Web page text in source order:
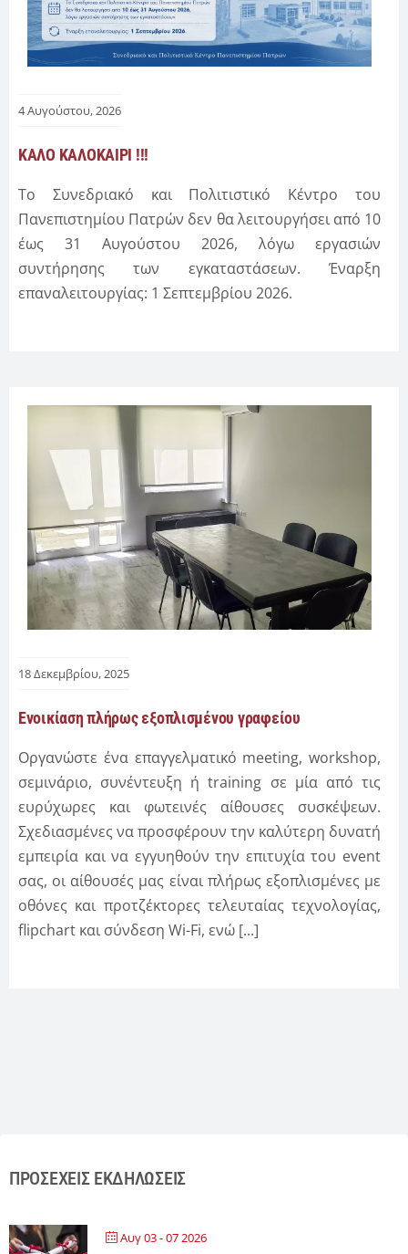
4 Αυγούστου, 2026
ΚΑΛΟ ΚΑΛΟΚΑΙΡΙ !!!
Το Συνεδριακό και Πολιτιστικό Κέντρο του
Πανεπιστημίου Πατρών δεν θα λειτουργήσει από 10
έως 31 Αυγούστου 2026, λόγω εργασιών
συντήρησης των εγκαταστάσεων. Έναρξη
επαναλειτουργίας: 1 Σεπτεμβρίου 2026.
18 Δεκεμβρίου, 2025
Ενοικίαση πλήρως εξοπλισμένου γραφείου
Οργανώστε ένα επαγγελματικό meeting, workshop,
σεμινάριο, συνέντευξη ή training σε μία από τις
ευρύχωρες και φωτεινές αίθουσες συσκέψεων.
Σχεδιασμένες να προσφέρουν την καλύτερη δυνατή
εμπειρία και να εγγυηθούν την επιτυχία του event
σας, οι αίθουσές μας είναι πλήρως εξοπλισμένες με
οθόνες και προτζέκτορες τελευταίας τεχνολογίας,
flipchart και σύνδεση Wi-Fi, ενώ [...]
ΠΡΟΣΕΧΕΊΣ ΕΚΔΗΛΏΣΕΙΣ
Αυγ 03 - 07 2026